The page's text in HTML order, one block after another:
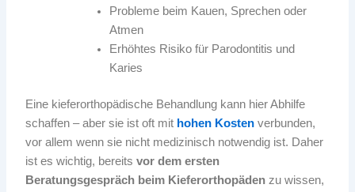
Probleme beim Kauen, Sprechen oder
Atmen
Erhöhtes Risiko für Parodontitis und
Karies
Eine kieferorthopädische Behandlung kann hier Abhilfe
schaffen – aber sie ist oft mit hohen Kosten verbunden,
vor allem wenn sie nicht medizinisch notwendig ist. Daher
ist es wichtig, bereitsvor dem ersten
Beratungsgespräch beim Kieferorthopäden zu wissen,